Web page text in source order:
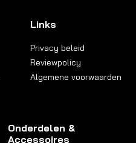
Links
Privacy beleid
Reviewpolicy
Algemene voorwaarden
Onderdelen &
Accessoires